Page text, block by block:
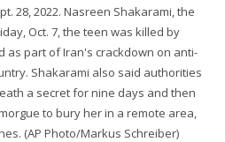
28, 2022. Nasreen Shakarami, the
Oct. 7, the teen was killed by
as part of Iran's crackdown on anti-
Shakarami also said authorities
a secret for nine days and then
to bury her in a remote area,
(AP Photo/Markus Schreiber)